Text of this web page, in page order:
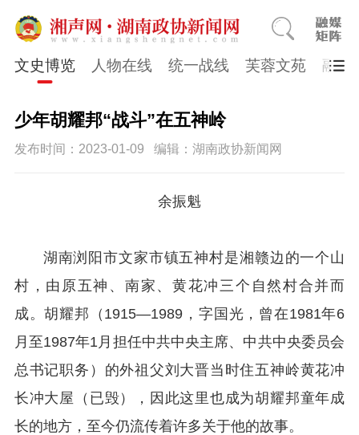
文史博览 人物在线 统一战线 芙蓉文苑 融媒
少年胡耀邦“战斗”在五神岭
发布时间：2023-01-09 编辑：湖南政协新闻网
余振魁
湖南浏阳市文家市镇五神村是湘赣边的一个山
村，由原五神、南家、黄花冲三个自然村合并而
成。胡耀邦（1915—1989，字国光，曾在1981年6
月至1987年1月担任中共中央主席、中共中央委员会
总书记职务）的外祖父刘大晋当时住五神岭黄花冲
长冲大屋（已毁），因此这里也成为胡耀邦童年成
长的地方，至今仍流传着许多关于他的故事。